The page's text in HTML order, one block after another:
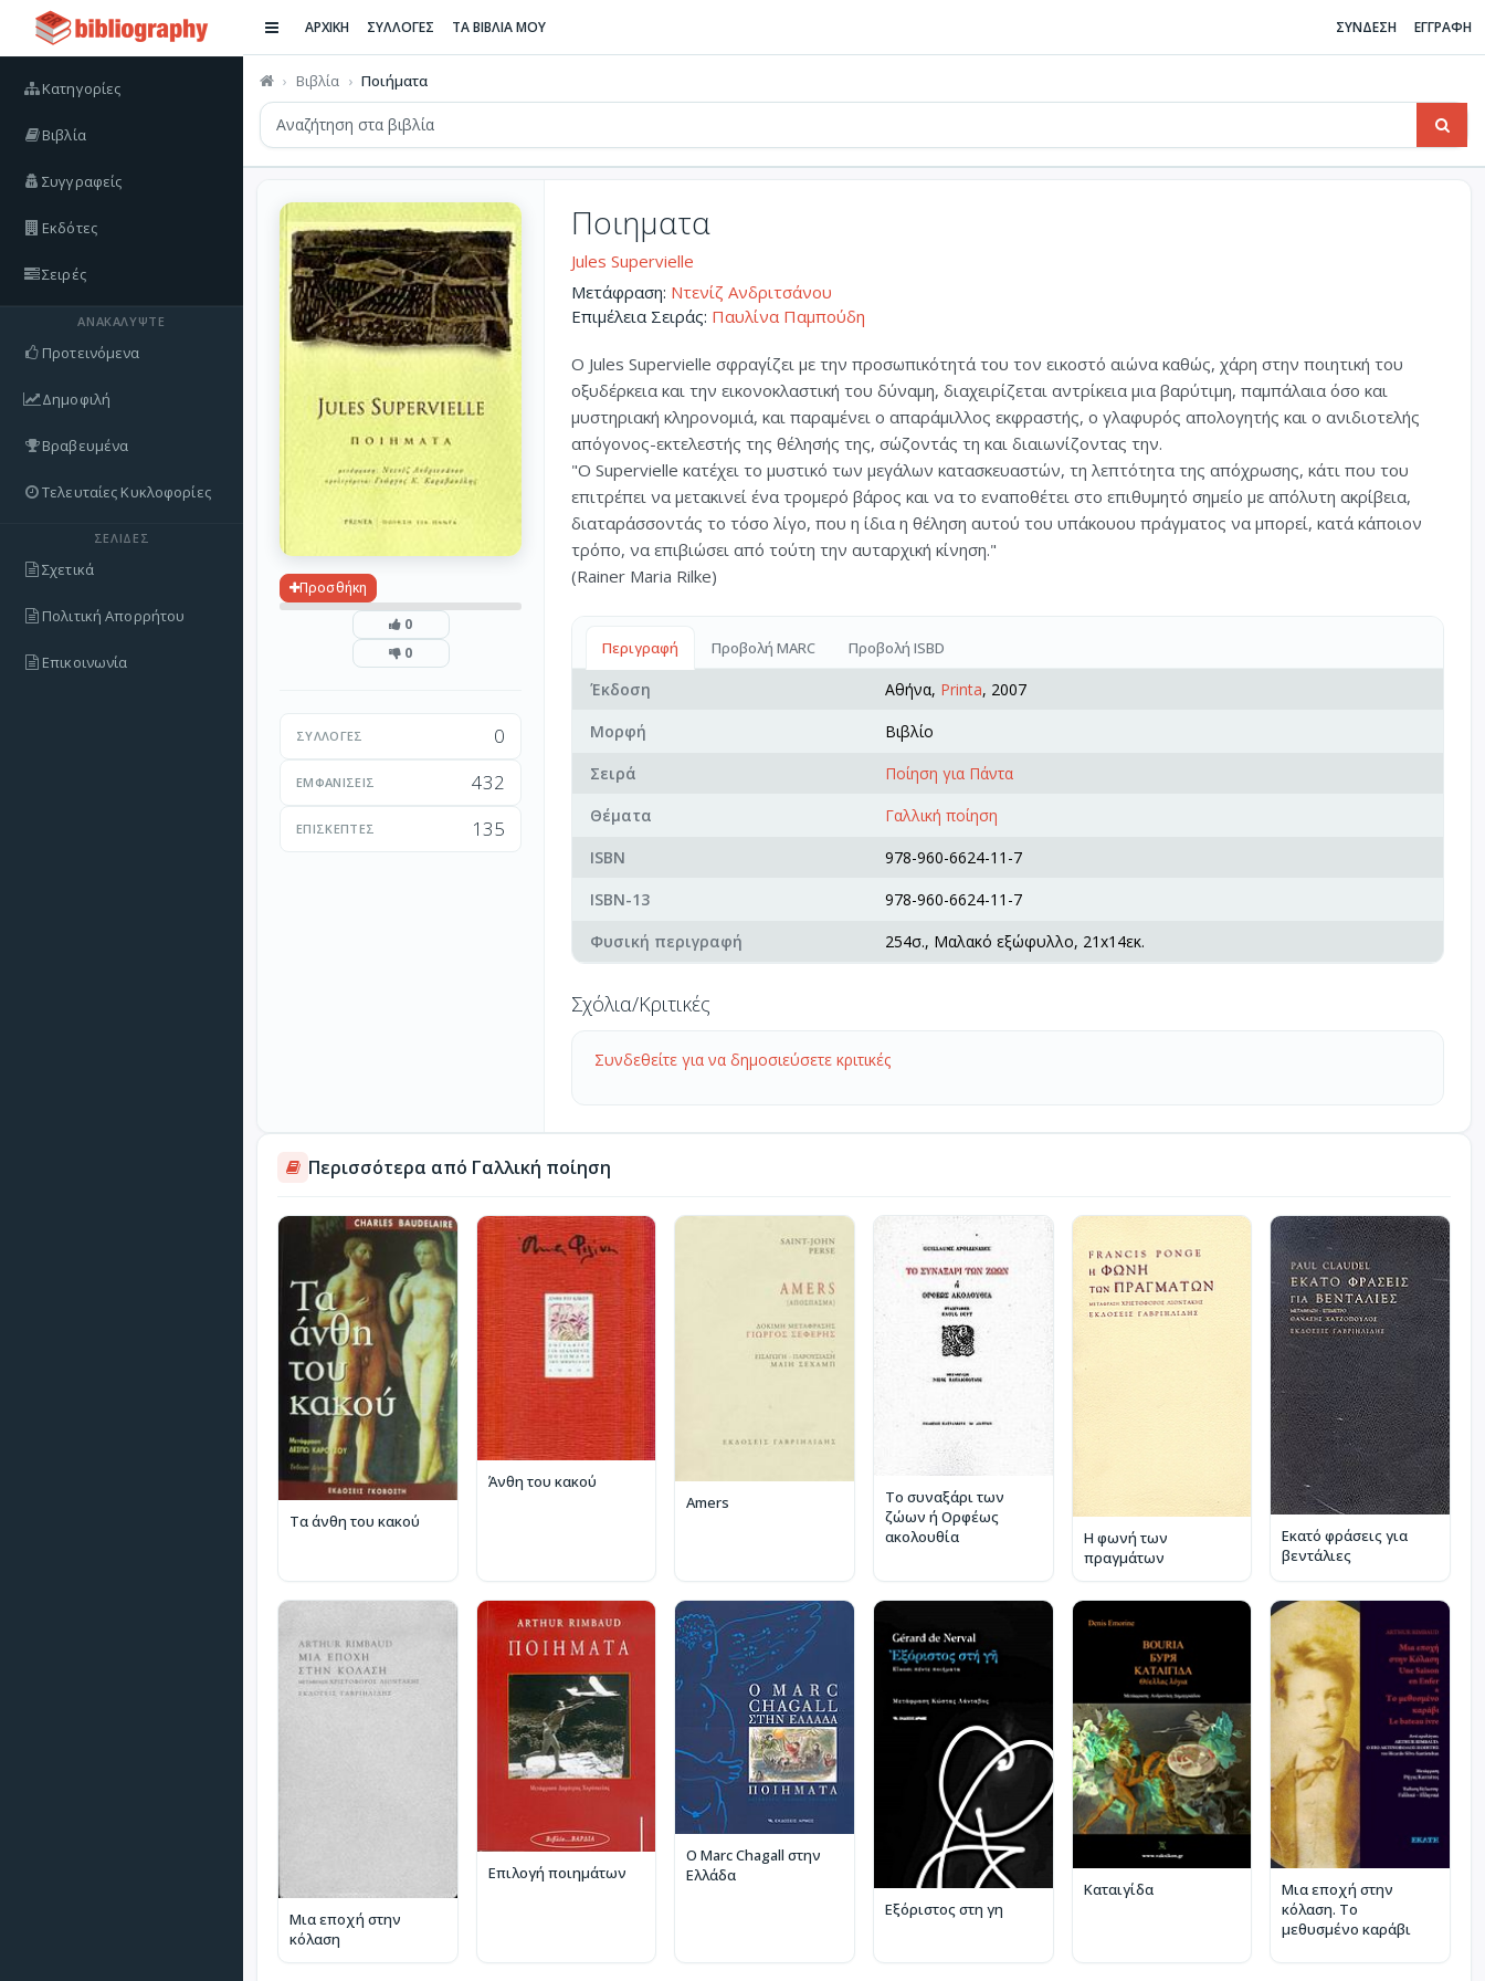
Κατηγορίες
Βιβλία
Συγγραφείς
Εκδότες
Σειρές
ΑΝΑΚΑΛΎΨΤΕ
Προτεινόμενα
Δημοφιλή
Βραβευμένα
Τελευταίες Κυκλοφορίες
ΣΕΛΊΔΕΣ
Σχετικά
Πολιτική Απορρήτου
Επικοινωνία
ΑΡΧΙΚΗ ΣΥΛΛΟΓΕΣ ΤΑ ΒΙΒΛΙΑ ΜΟΥ ΣΥΝΔΕΣΗ ΕΓΓΡΑΦΗ
Βιβλία Ποιήματα
Προσθήκη
0
0
ΣΥΛΛΟΓΈΣ 0
ΕΜΦΑΝΊΣΕΙΣ 432
ΕΠΙΣΚΈΠΤΕΣ 135
Ποιηματα
Jules Supervielle
Μετάφραση: Ντενίζ Ανδριτσάνου
Επιμέλεια Σειράς: Παυλίνα Παμπούδη
Ο Jules Supervielle σφραγίζει με την προσωπικότητά του τον εικοστό αιώνα καθώς, χάρη στην ποιητική του
οξυδέρκεια και την εικονοκλαστική του δύναμη, διαχειρίζεται αντρίκεια μια βαρύτιμη, παμπάλαια όσο και
μυστηριακή κληρονομιά, και παραμένει ο απαράμιλλος εκφραστής, ο γλαφυρός απολογητής και ο ανιδιοτελής
απόγονος-εκτελεστής της θέλησής της, σώζοντάς τη και διαιωνίζοντας την.
"Ο Supervielle κατέχει το μυστικό των μεγάλων κατασκευαστών, τη λεπτότητα της απόχρωσης, κάτι που του
επιτρέπει να μετακινεί ένα τρομερό βάρος και να το εναποθέτει στο επιθυμητό σημείο με απόλυτη ακρίβεια,
διαταράσσοντάς το τόσο λίγο, που η ίδια η θέληση αυτού του υπάκουου πράγματος να μπορεί, κατά κάποιον
τρόπο, να επιβιώσει από τούτη την αυταρχική κίνηση."
(Rainer Maria Rilke)
Περιγραφή Προβολή MARC Προβολή ISBD
Έκδοση Αθήνα, Printa, 2007
Μορφή
Βιβλίο
Σειρά
Ποίηση για Πάντα
Θέματα
Γαλλική ποίηση
ISBN
978-960-6624-11-7
ISBN-13
978-960-6624-11-7
Φυσική περιγραφή
254σ., Μαλακό εξώφυλλο, 21x14εκ.
Σχόλια/Κριτικές
Συνδεθείτε για να δημοσιεύσετε κριτικές
Περισσότερα από Γαλλική ποίηση
Τα άνθη του κακού
Άνθη του κακού
Amers
Το συναξάρι των
ζώων ή Ορφέως
ακολουθία
Η φωνή των
πραγμάτων
Εκατό φράσεις για
βεντάλιες
Μια εποχή στην
κόλαση
Επιλογή ποιημάτων
Ο Marc Chagall στην
Ελλάδα
Εξόριστος στη γη
Καταιγίδα
Μια εποχή στην
κόλαση. Το
μεθυσμένο καράβι